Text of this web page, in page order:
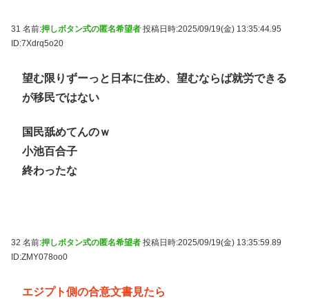
31 名前:押しボタン式の匿名希望者 投稿日時:2025/09/19(金) 13:35:44.95
ID:7Xdrq5o20
望む限りずーっと日本に住め、望むならば就労できる
が移民ではない
国民舐めてんのｗ
小池百合子
終わったな
32 名前:押しボタン式の匿名希望者 投稿日時:2025/09/19(金) 13:35:59.89
ID:ZMY078oo0
エジプト側の合意文書見たら